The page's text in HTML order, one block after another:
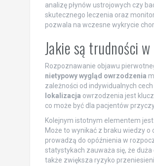
analizę płynów ustrojowych czy
skutecznego leczenia oraz
pozwala na wczesne wykrycie
Jakie są trudności
Rozpoznawanie objawu
nietypowy wygląd owrzodzenia
zależności od indywidualnych
lokalizacja owrzodzenia jest
co może być dla pacjentów
Kolejnym istotnym elementem
Może to wynikać z braku wiedzy
prowadzą do opóźnienia w
statystykach zauważa się, że
także zwiększa ryzyko